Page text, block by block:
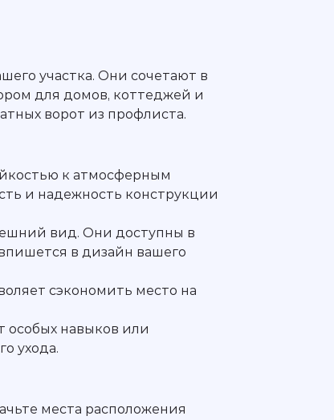
участка. Они сочетают в
для домов, коттеджей и
ворот из профлиста.
к атмосферным
и надежность конструкции
вид. Они доступны в
в дизайн вашего
сэкономить место на
особых навыков или
ухода.
места расположения